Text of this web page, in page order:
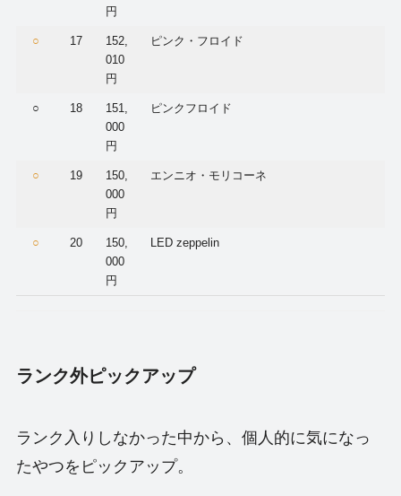
円
○ 17
152,
010
円
ピンク・フロイド
○ 18
151,
000
円
ピンクフロイド
○ 19
150,
000
円
エンニオ・モリコーネ
○ 20
150,
000
円
LED zeppelin
ランク外ピックアップ
ランク入りしなかった中から、個人的に気になっ
たやつをピックアップ。